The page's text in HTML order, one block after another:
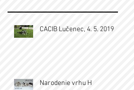
CACIB Lučenec, 4. 5. 2019
Narodenie vrhu H